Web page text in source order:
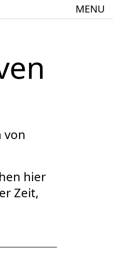
MENU
Forum am Rhein
von
hier
Zeit,